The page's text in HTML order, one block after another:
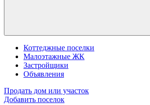
Коттеджные поселки
Малоэтажные ЖК
Застройщики
Объявления
Продать дом или участок
Добавить поселок